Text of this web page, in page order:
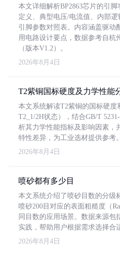
本文详细解析BP2863芯片的引
定义、典型电压/电流值、内部
引脚参数对照表。内容涵盖驱动
用电路设计要点，数据参考自杭
（版本V1.2）。
2026年8月4日
T2紫铜国标硬度及力学性能
本文系统解读T2紫铜的国标硬度
T2_1/2H状态），结合GB/T
析其力学性能指标及影响因素，
特性差异，为工业选材提供参考。
2026年8月4日
喷砂都有多少目
本文系统介绍了喷砂目数的分级
喷砂200目对应的表面粗糙度（
同目数的应用场景。数据来源包
实践，帮助用户根据需求选择合
2026年8月4日